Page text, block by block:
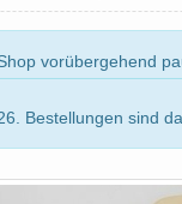
vorübergehend
Bestellungen sind